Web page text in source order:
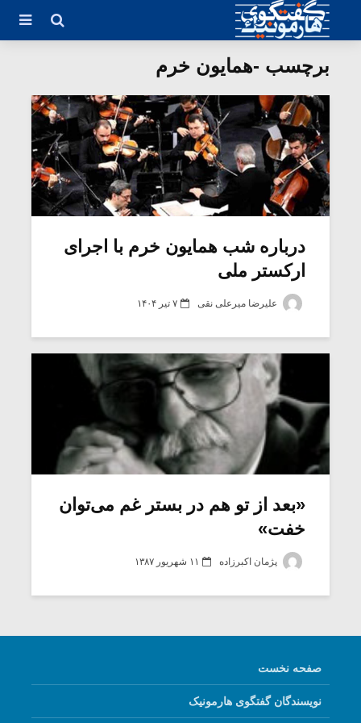
برچسب -همایون خرم
درباره شب همایون خرم با اجرای
ارکستر ملی
علیرضا میرعلی نقی ۷ تیر ۱۴۰۴
«بعد از تو هم در بستر غم می‌توان
خفت»
پژمان اکبرزاده ۱۱ شهریور ۱۳۸۷
صفحه نخست
نویسندگان گفتگوی هارمونیک